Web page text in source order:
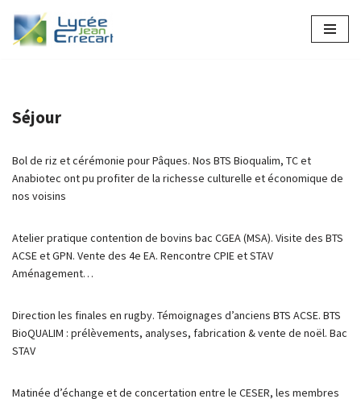
Aller
Séjour
Bol de riz et cérémonie pour Pâques. Nos BTS Bioqualim, TC et
Anabiotec ont pu profiter de la richesse culturelle et économique de
nos voisins
Atelier pratique contention de bovins bac CGEA (MSA). Visite des BTS
ACSE et GPN. Vente des 4e EA. Rencontre CPIE et STAV
Aménagement…
Direction les finales en rugby. Témoignages d’anciens BTS ACSE. BTS
BioQUALIM : prélèvements, analyses, fabrication & vente de noël. Bac
STAV
Matinée d’échange et de concertation entre le CESER, les membres